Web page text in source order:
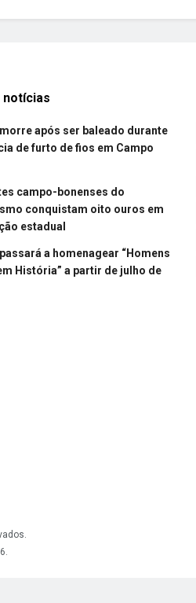
notícias
após ser baleado durante
de furto de fios em Campo
campo-bonenses do
conquistam oito ouros em
estadual
a homenagear “Homens
História” a partir de julho de